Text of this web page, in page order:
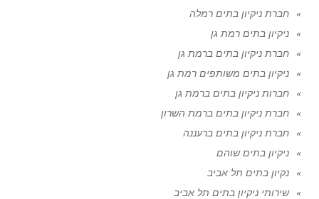
חברת ניקיון בתים רמלה
ניקיון בתים רמת גן
חברת ניקיון בתים ברמת גן
ניקיון בתים משותפים רמת גן
חברות ניקיון בתים ברמת גן
חברת ניקיון בתים ברמת השרון
חברת ניקיון בתים ברעננה
ניקיון בתים שוהם
נקיון בתים תל אביב
שירותי ניקיון בתים תל אביב